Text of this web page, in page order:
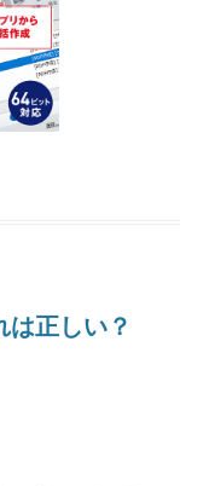
正しい？